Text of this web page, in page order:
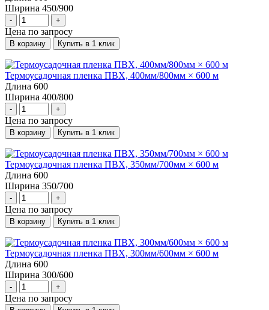
Ширина 450/900
- +
Цена по запросу
В корзину Купить в 1 клик
Термоусадочная пленка ПВХ, 400мм/800мм × 600 м
Длина 600
Ширина 400/800
- +
Цена по запросу
В корзину Купить в 1 клик
Термоусадочная пленка ПВХ, 350мм/700мм × 600 м
Длина 600
Ширина 350/700
- +
Цена по запросу
В корзину Купить в 1 клик
Термоусадочная пленка ПВХ, 300мм/600мм × 600 м
Длина 600
Ширина 300/600
- +
Цена по запросу